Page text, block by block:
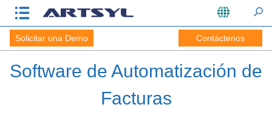
Solicitar una Demo Contáctenos
Software de Automatización de
Facturas